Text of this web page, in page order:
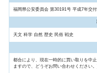
福岡県公安委員会 第30191号 平成7年交付
天文 科学 自然 歴史 民俗 戦史
都合により、現在一時的に買い取りを中
ますので、どうぞお問い合わせください